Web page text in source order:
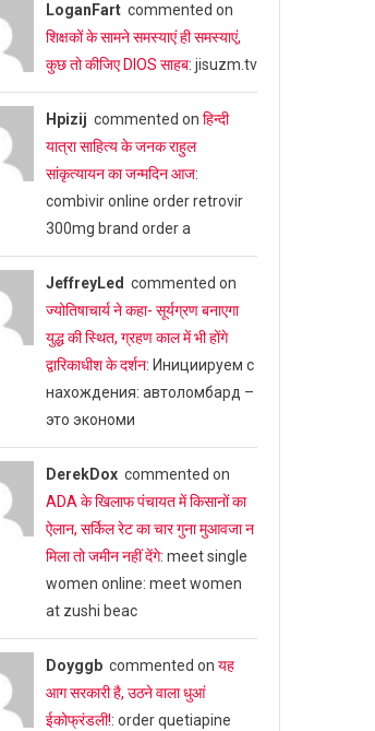
LoganFartcommented on
शिक्षकों के सामने समस्याएं ही समस्याएं,
कुछ तो कीजिए DIOS साहब: jisuzm.tv
Hpizij commented on हिन्दी
यात्रा साहित्य के जनक राहुल
सांकृत्यायन का जन्‍मदिन आज:
combivir online order retrovir
300mg brand order a
JeffreyLed commented on
ज्योतिषाचार्य ने कहा- सूर्यग्रण बनाएगा
युद्ध की स्थित, ग्रहण काल में भी होंगे
द्वारिकाधीश के दर्शन: Инициируем с
нахождения: автоломбард –
это экономи
DerekDoxcommented on
ADA के खिलाफ पंचायत में किसानों का
ऐलान, सर्किल रेट का चार गुना मुआवजा न
मिला तो जमीन नहीं देंगे: meet single
women online: meet women
at zushi beac
Doyggbcommented on यह
आग सरकारी है, उठने वाला धुआं
ईकोफ्रंडली!: order quetiapine